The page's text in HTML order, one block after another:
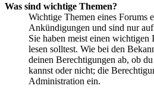
Was sind wichtige Themen?
Wichtige Themen eines Forums
Ankündigungen und sind nur auf
Sie haben meist einen wichtigen
lesen solltest. Wie bei den
deinen Berechtigungen ab, ob
kannst oder nicht; die
Administration ein.